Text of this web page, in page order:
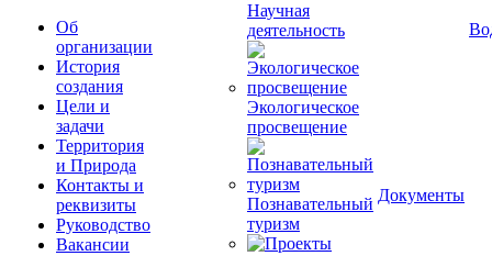
Об
организации
История
создания
Цели и
задачи
Территория
и Природа
Контакты и
реквизиты
Руководство
Вакансии
Научная
деятельность
Экологическое
просвещение
Познавательный
туризм
Документы